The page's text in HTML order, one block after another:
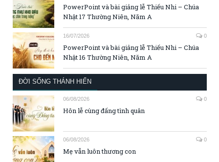
PowerPoint và bài giảng lễ Thiếu Nhi – Chúa
Nhật 17 Thường Niên, Năm A
16/07/2026 0
PowerPoint và bài giảng lễ Thiếu Nhi – Chúa
Nhật 16 Thường Niên, Năm A
ĐỜI SỐNG THÁNH HIẾN
06/08/2026 0
Hôn lễ cùng đấng tình quân
06/08/2026 0
Mẹ vẫn luôn thương con